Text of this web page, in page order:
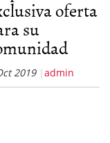
oferta
su
2019 admin